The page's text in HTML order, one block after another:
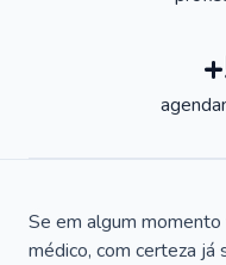
Se em algum
médico, com certeza já